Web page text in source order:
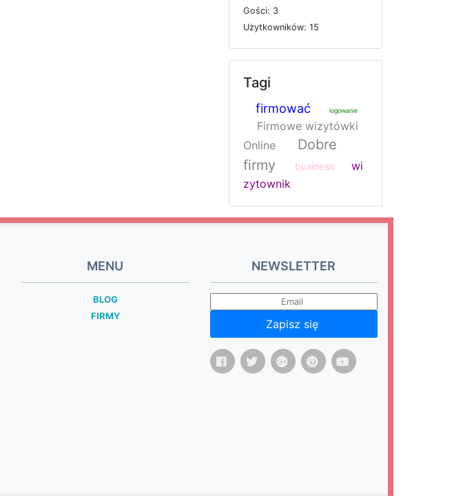
Gości: 3
Użytkowników: 15
Tagi
firmować logowanie
Firmowe wizytówki
Online
Dobre
firmy
business
wi
zytownik
MENU
BLOG
FIRMY
NEWSLETTER
Zapisz się